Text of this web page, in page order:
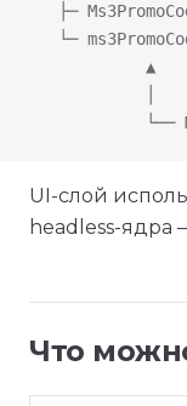
├─
└─
            ▲
└──
UI-слой
headless-ядра
Что